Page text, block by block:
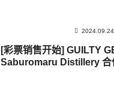
2024.09.24
[彩票销售开始] GUILTY
Saburomaru Distillery 合